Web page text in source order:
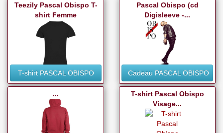
Teezily Pascal Obispo T-
shirt Femme
T-shirt PASCAL OBISPO
Pascal Obispo (cd
Digisleeve -...
Cadeau PASCAL OBISPO
...
T-shirt Pascal Obispo
Visage...